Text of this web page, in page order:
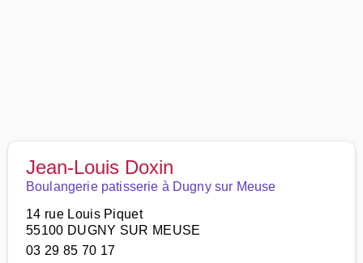
Jean-Louis Doxin
Boulangerie patisserie à Dugny sur Meuse
14 rue Louis Piquet
55100 DUGNY SUR MEUSE
03 29 85 70 17